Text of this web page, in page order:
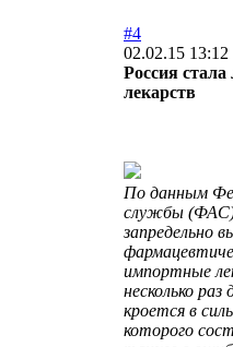
#4
02.02.15 13:12
Россия
лекарств
По данным
службы
запредельно
импортные
несколько
кроется в
которого